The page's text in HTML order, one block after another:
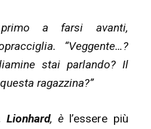
a farsi avanti,
“Veggente…?
stai parlando? Il
ragazzina?”
Lionhard, è l’essere più